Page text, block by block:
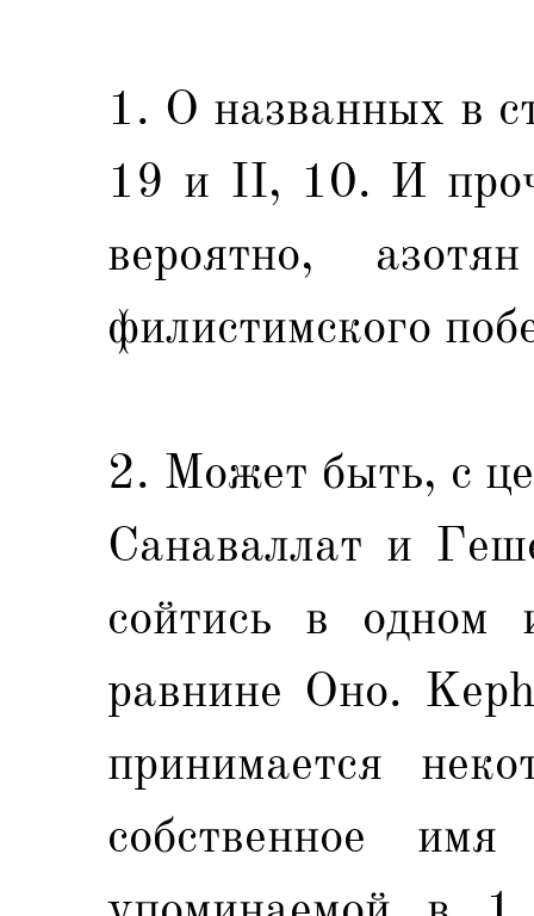
1. О названных в
19 и II, 10. И
вероятно,
филистимского
2. Может быть, с
Санаваллат и
сойтись в
равнине Оно.
принимается
собственное